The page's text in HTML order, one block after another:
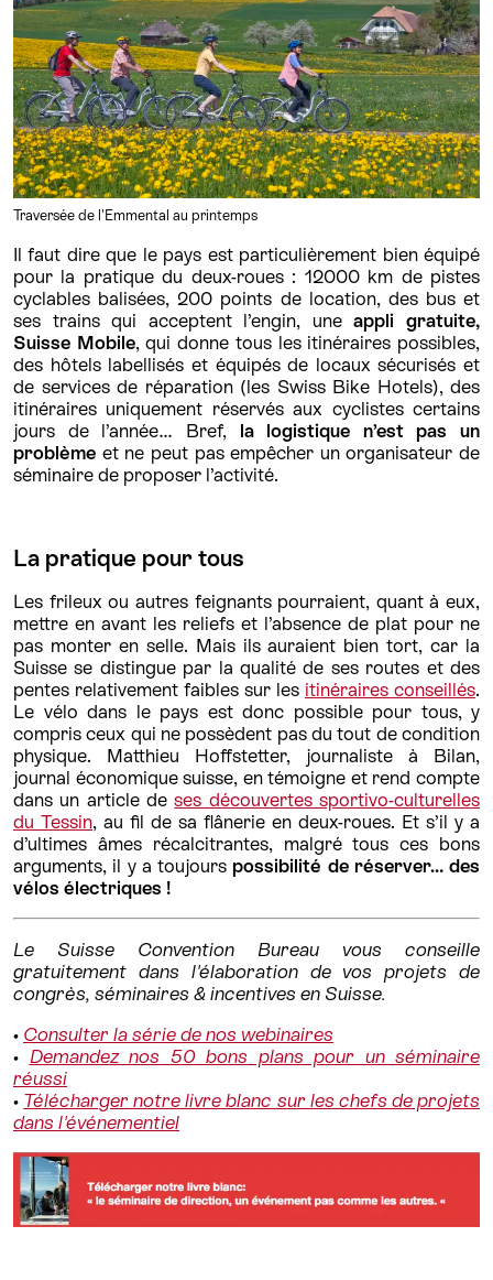
Traversée de l'Emmental au printemps
Il faut dire que le pays est particulièrement bien équipé
pour la pratique du deux-roues : 12000 km de pistes
cyclables balisées, 200 points de location, des bus et
ses trains qui acceptent l’engin, uneappli gratuite,
Suisse Mobile, qui donne tous les itinéraires possibles,
des hôtels labellisés et équipés de locaux sécurisés et
de services de réparation (les Swiss Bike Hotels), des
itinéraires uniquement réservés aux cyclistes certains
jours de l’année… Bref, la logistique n’est pas un
problème et ne peut pas empêcher un organisateur de
séminaire de proposer l’activité.
La pratique pour tous
Les frileux ou autres feignants pourraient, quant à eux,
mettre en avant les reliefs et l’absence de plat pour ne
pas monter en selle. Mais ils auraient bien tort, car la
Suisse se distingue par la qualité de ses routes et des
pentes relativement faibles sur les itinéraires conseillés.
Le vélo dans le pays est donc possible pour tous, y
compris ceux qui ne possèdent pas du tout de condition
physique. Matthieu Hoffstetter, journaliste à Bilan,
journal économique suisse, en témoigne et rend compte
dans un article deses découvertes sportivo-culturelles
du Tessin, au fil de sa flânerie en deux-roues. Et s’il y a
d’ultimes âmes récalcitrantes, malgré tous ces bons
arguments, il y a toujours possibilité de réserver… des
vélos électriques !
Le Suisse Convention Bureau vous conseille
gratuitement dans l'élaboration de vos projets de
congrès, séminaires & incentives en Suisse.
• Consulter la série de nos webinaires
• Demandez nos 50 bons plans pour un séminaire
réussi
• Télécharger notre livre blanc sur les chefs de projets
dans l'événementiel